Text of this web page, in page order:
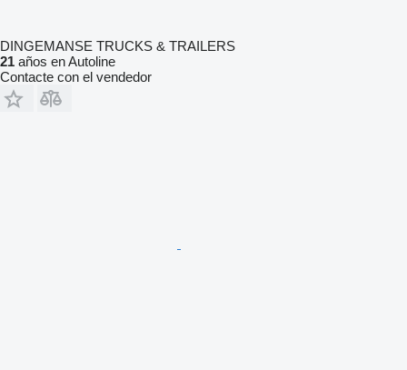
DINGEMANSE TRUCKS & TRAILERS
21 años en Autoline
Contacte con el vendedor